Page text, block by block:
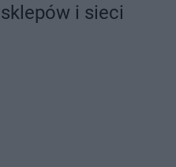
i sieci